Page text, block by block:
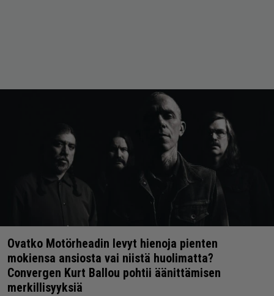
Ovatko Motörheadin levyt hienoja pienten
mokiensa ansiosta vai niistä huolimatta?
Convergen Kurt Ballou pohtii äänittämisen
merkillisyyksiä